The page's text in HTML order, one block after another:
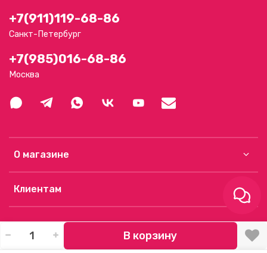
В корзину
О магазине
Клиентам
+7(911)119-68-86
Санкт-Петербург
+7(985)016-68-86
Москва